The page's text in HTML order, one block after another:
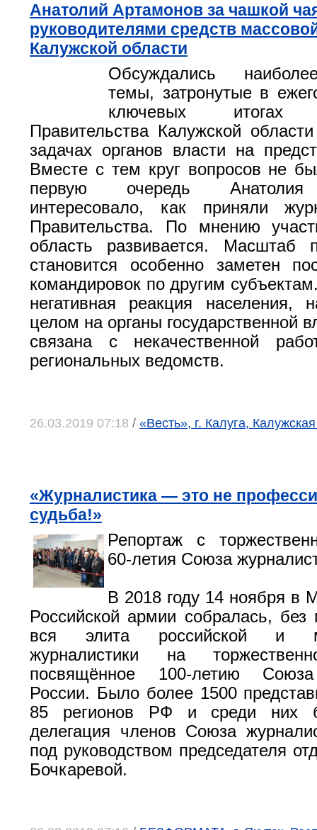
Анатолий Артамонов за чашкой
руководителями средств
Калужской области
Обсуждались
темы, затронутые в
ключевых итогах
Правительства Калужской
задачах органов власти на
Вместе с тем круг вопросов не
первую очередь Анатолия
интересовало, как приняли
Правительства. По мнению
область развивается. Масштаб
становится особенно заметен
командировок по другим
негативная реакция населения,
целом на органы государственной
связана с некачественной
региональных ведомств.
26.03.2019 07:18 / «Весть», г. Калуга,
«Журналистика — это не
судьба!»
Репортаж с
60-летия Союза
В 2018 году 14 ноября в
Российской армии собралась, без
вся элита российской и
журналистики на
посвящённое 100-летию
России. Было более 1500
85 регионов РФ и среди них
делегация членов Союза
под руководством председателя
Бочкаревой.